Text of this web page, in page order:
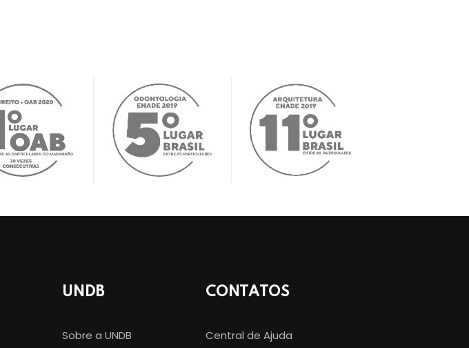
UNDB
Sobre a UNDB
CONTATOS
Central de Ajuda